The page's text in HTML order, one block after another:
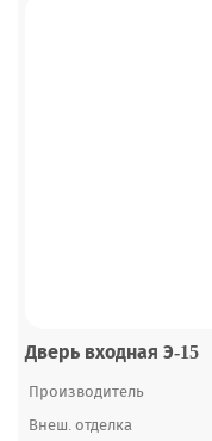
Дверь входная Э-15
Производитель
Внеш. отделка